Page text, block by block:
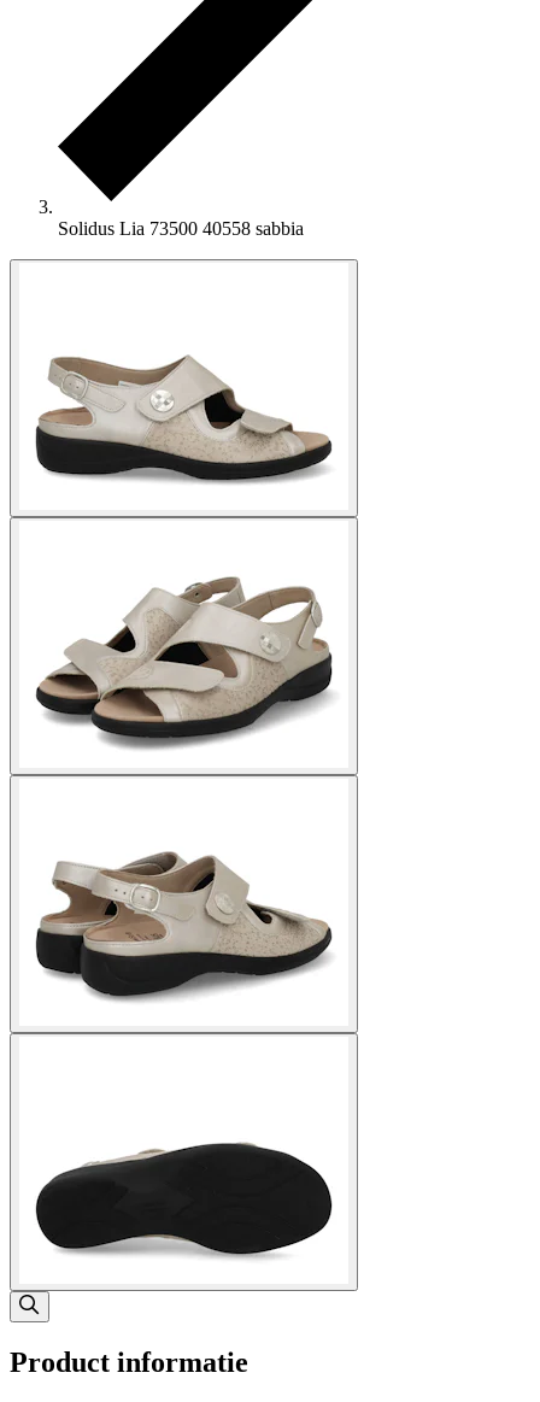
Solidus Lia 73500 40558 sabbia
Product informatie